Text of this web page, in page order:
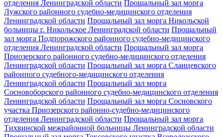
отделения Ленинградской области Прощальный зал морга
Лужского районного судебно-медицинского отделения
Ленинградской области Прощальный зал морга Никольской
больницы г. Никольское Ленинградской области Прощальный
зал морга Подпорожского районного судебно-медицинского
отделения Ленинградской области Прощальный зал морга
Приозерского районного судебно-медицинского отделения
Ленинградской области Прощальный зал морга Сланцевского
районного судебного-медицинского отделения
Ленинградской области Прощальный зал морга
Сосновоборского районного судебно-медицинского отделения
Ленинградской области Прощальный зал морга Сосновского
участка Приозерского районно-судебно-медицинского
отделения Ленинградской области Прощальный зал морга
Тихвинской межрайонной больницы Ленинградской области